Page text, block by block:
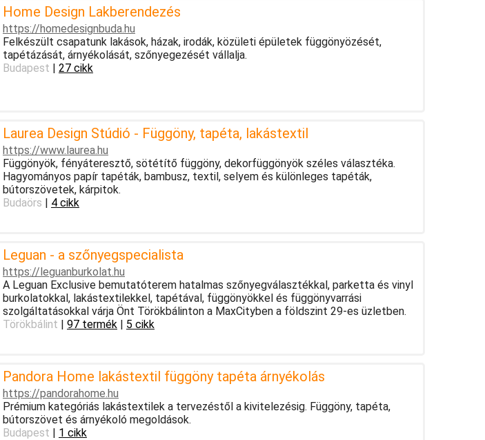
Home Design Lakberendezés
https://homedesignbuda.hu
Felkészült csapatunk lakások, házak, irodák, közületi épületek függönyözését,
tapétázását, árnyékolását, szőnyegezését vállalja.
Budapest | 27 cikk
Laurea Design Stúdió - Függöny, tapéta, lakástextil
https://www.laurea.hu
Függönyök, fényáteresztő, sötétítő függöny, dekorfüggönyök széles választéka.
Hagyományos papír tapéták, bambusz, textil, selyem és különleges tapéták,
bútorszövetek, kárpitok.
Budaörs | 4 cikk
Leguan - a szőnyegspecialista
https://leguanburkolat.hu
A Leguan Exclusive bemutatóterem hatalmas szőnyegválasztékkal, parketta és vinyl
burkolatokkal, lakástextilekkel, tapétával, függönyökkel és függönyvarrási
szolgáltatásokkal várja Önt Törökbálinton a MaxCityben a földszint 29-es üzletben.
Törökbálint | 97 termék| 5 cikk
Pandora Home lakástextil függöny tapéta árnyékolás
https://pandorahome.hu
Prémium kategóriás lakástextilek a tervezéstől a kivitelezésig. Függöny, tapéta,
bútorszövet és árnyékoló megoldások.
Budapest | 1 cikk